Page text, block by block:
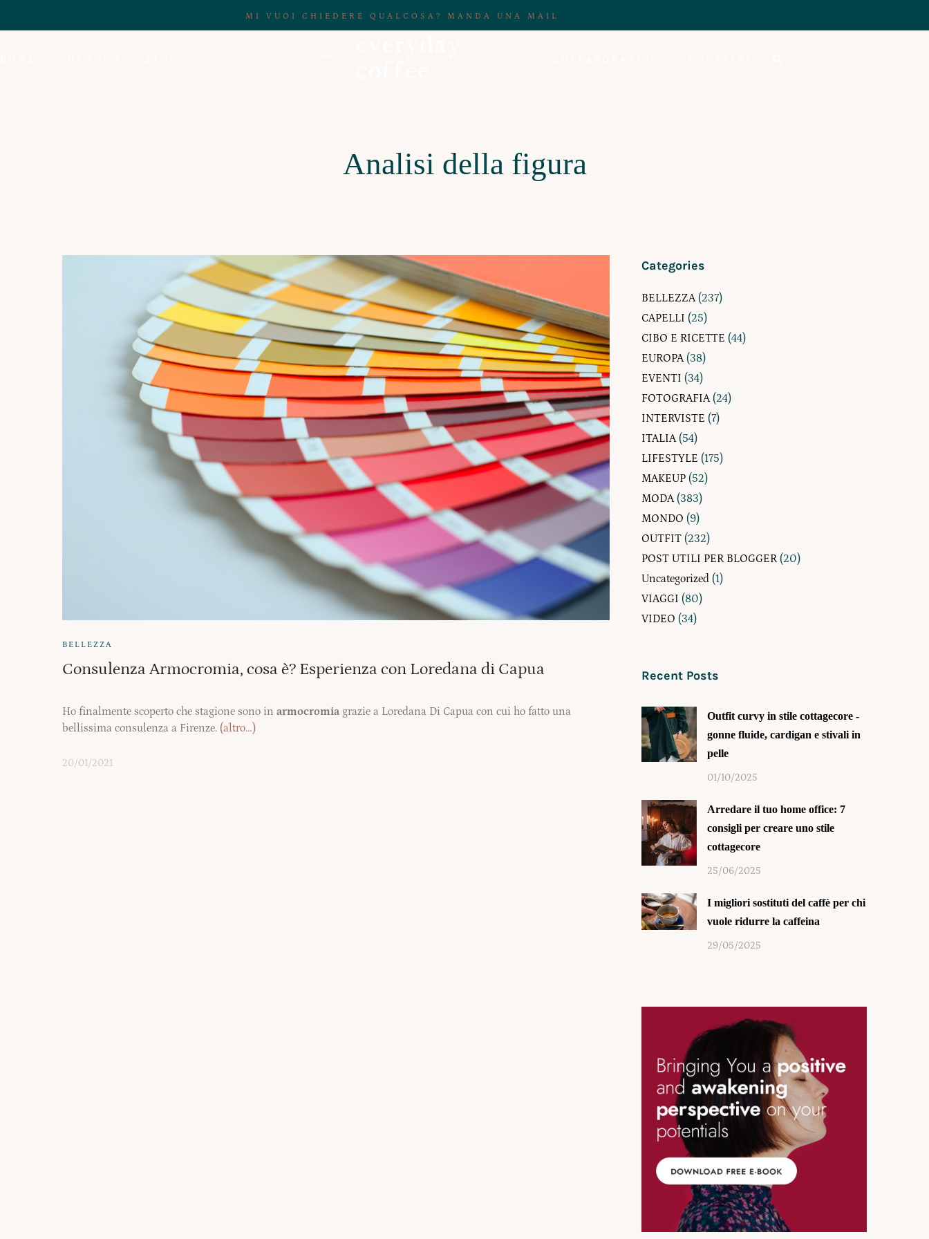
MI VUOI CHIEDERE QUALCOSA? MANDA UNA MAIL
Analisi della figura
BELLEZZA
Consulenza Armocromia, cosa è? Esperienza con Loredana di Capua
Ho finalmente scoperto che stagione sono in armocromia grazie a Loredana Di Capua con cui ho fatto una
bellissima consulenza a Firenze. (altro…)
20/01/2021
Categories
BELLEZZA(237)
CAPELLI (25)
CIBO E RICETTE (44)
EUROPA(38)
EVENTI (34)
FOTOGRAFIA(24)
INTERVISTE (7)
ITALIA(54)
LIFESTYLE (175)
MAKEUP (52)
MODA(383)
MONDO (9)
OUTFIT (232)
POST UTILI PER BLOGGER (20)
Uncategorized (1)
VIAGGI (80)
VIDEO (34)
Recent Posts
Outfit curvy in stile cottagecore -
gonne fluide, cardigan e stivali in
pelle
01/10/2025
Arredare il tuo home office: 7
consigli per creare uno stile
cottagecore
25/06/2025
I migliori sostituti del caffè per chi
vuole ridurre la caffeina
29/05/2025